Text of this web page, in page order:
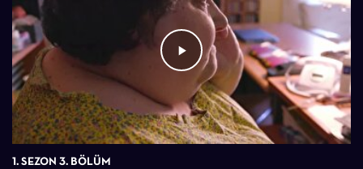
1. SEZON 3. BÖLÜM